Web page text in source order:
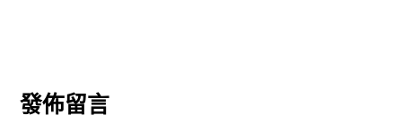
Interactions
發佈留言